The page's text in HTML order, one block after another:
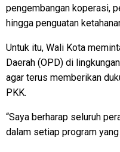
pengembangan koperasi,
hingga penguatan
Untuk itu, Wali Kota
Daerah (OPD) di
agar terus memberikan
PKK.
“Saya berharap seluruh
dalam setiap program